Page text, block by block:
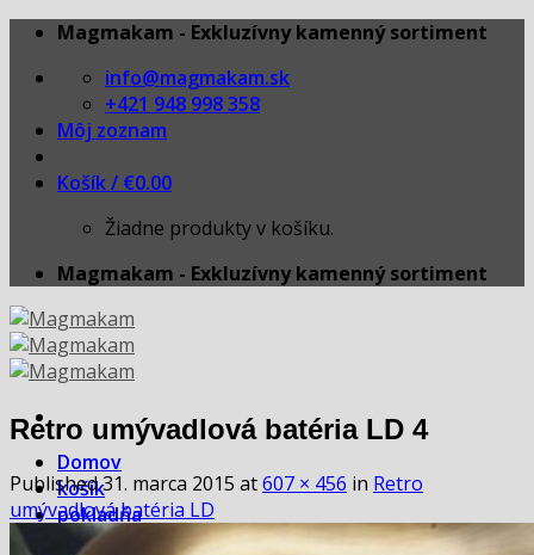
Skip
content
Magmakam - Exkluzívny kamenný sortiment
info@magmakam.sk
+421 948 998 358
Môj zoznam
Košík / €0.00
Žiadne produkty v košíku.
Magmakam - Exkluzívny kamenný sortiment
Domov
košík
pokladňa
Blog
Retro umývadlová batéria LD 4
Published31. marca 2015 at607 × 456 in Retro
umývadlová batéria LD